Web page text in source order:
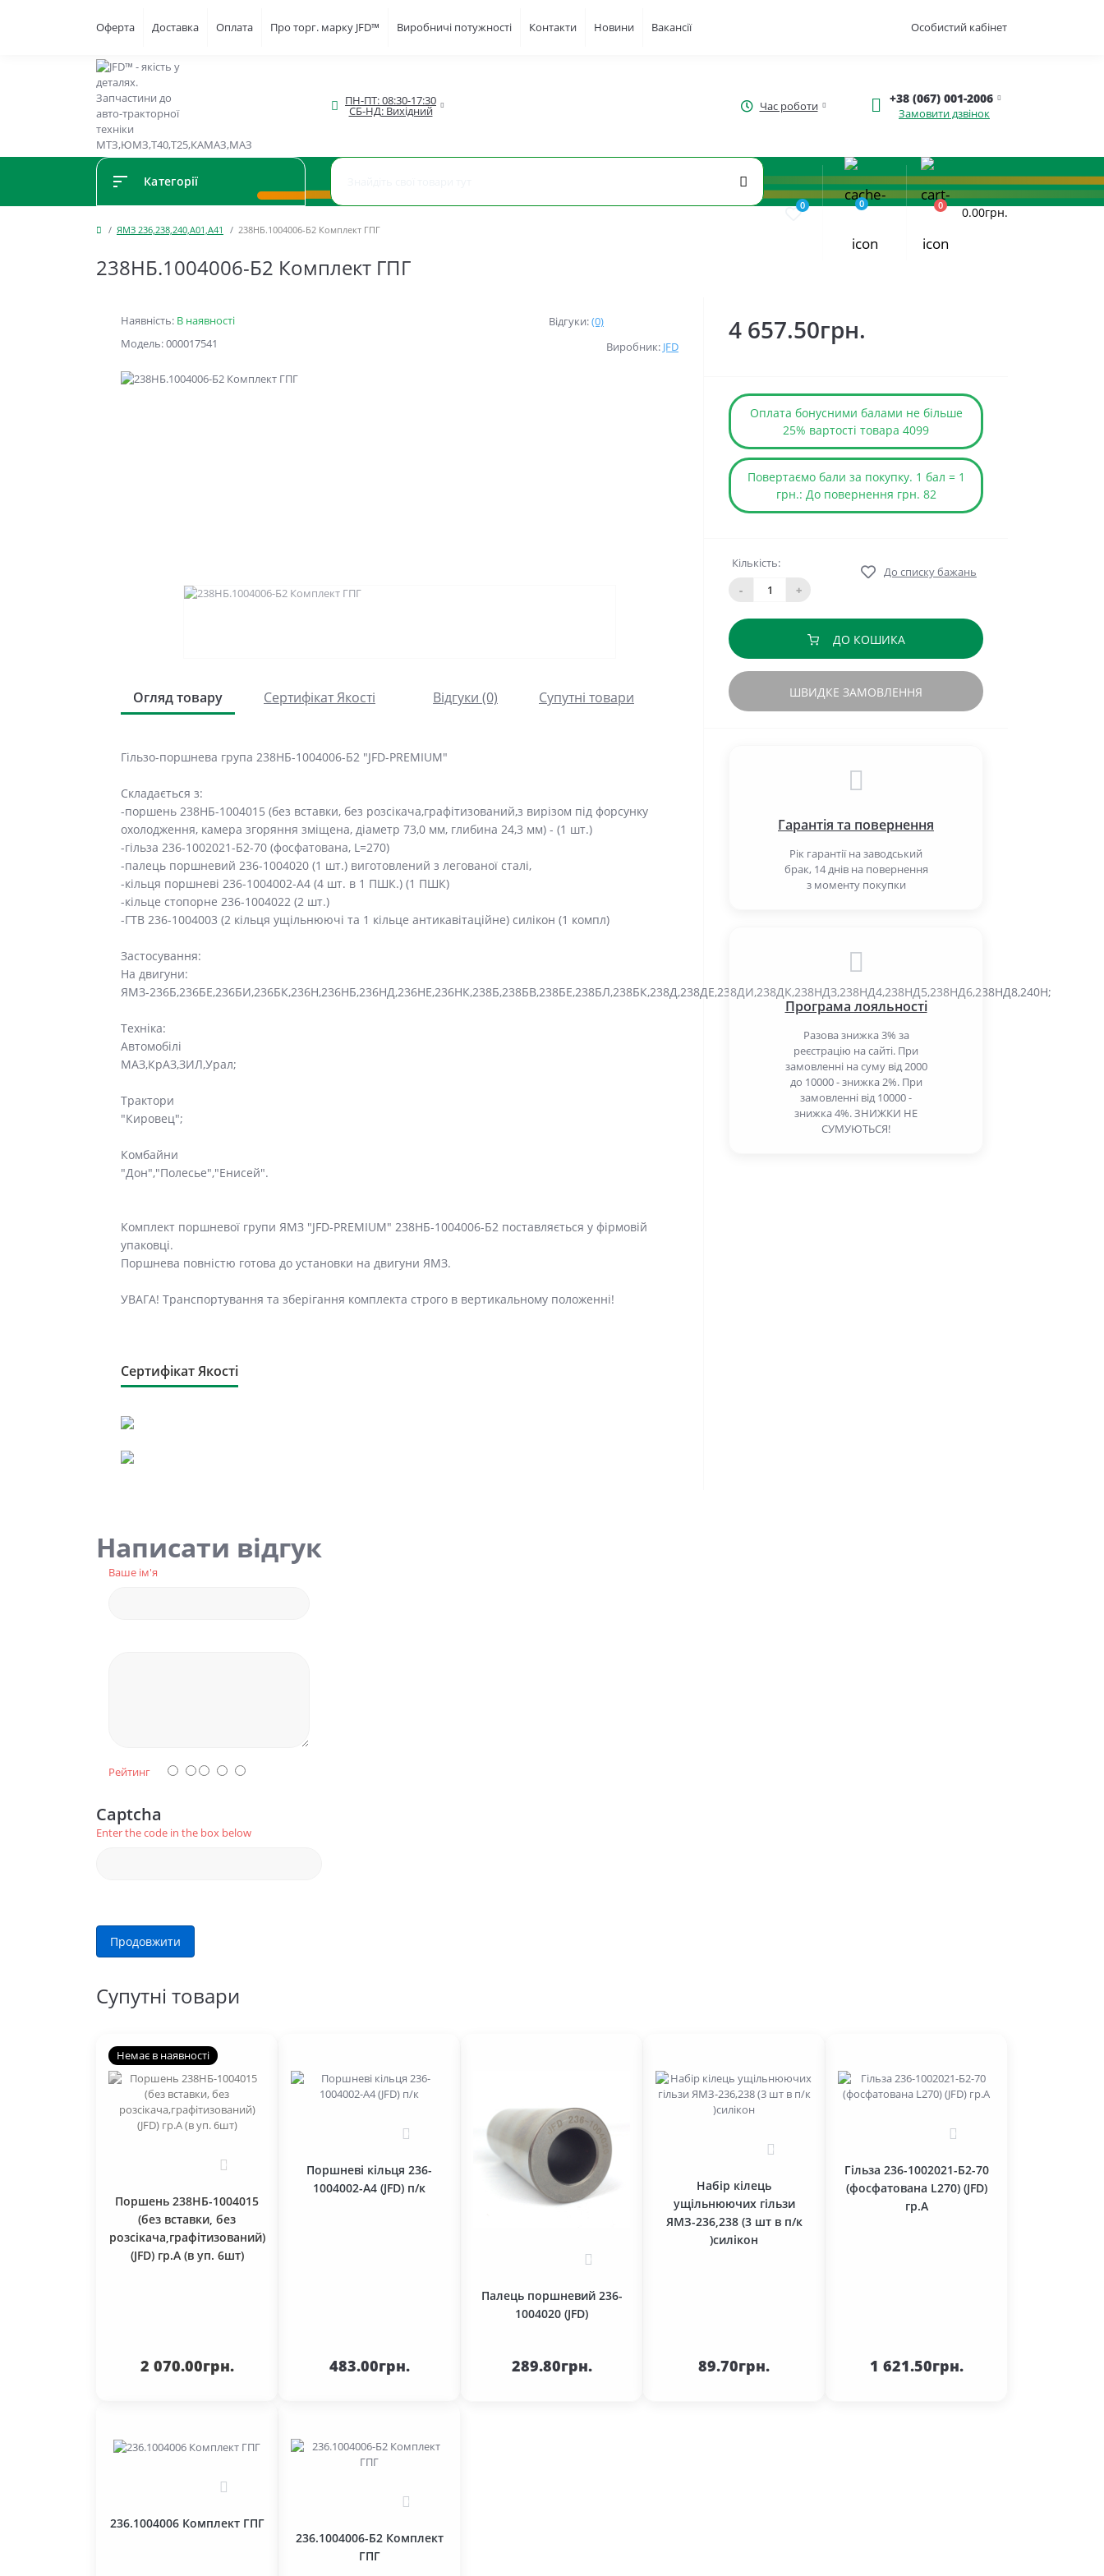
Оферта Доставка Оплата Про торг. марку JFD™ Виробничі потужності Контакти Новини Вакансії Особистий кабінет
ПН-ПТ: 08:30-17:30
СБ-НД: Вихідний Час роботи +38 (067) 001-2006
Замовити дзвінок
Категорії
0 0 0 0.00грн.
ЯМЗ 236,238,240,А01,А41 238НБ.1004006-Б2 Комплект ГПГ
238НБ.1004006-Б2 Комплект ГПГ
Наявність: В наявності
Модель: 000017541
Відгуки:(0)
Виробник: JFD
Огляд товару Сертифікат Якості Відгуки (0) Супутні товари
Гільзо-поршнева група 238НБ-1004006-Б2 "JFD-PREMIUM"
Складається з:
-поршень 238НБ-1004015 (без вставки, без розсікача,графітизований,з вирізом під форсунку
охолодження, камера згоряння зміщена, діаметр 73,0 мм, глибина 24,3 мм) - (1 шт.)
-гільза 236-1002021-Б2-70 (фосфатована, L=270)
-палець поршневий 236-1004020 (1 шт.) виготовлений з легованої сталі,
-кільця поршневі 236-1004002-А4 (4 шт. в 1 ПШК.) (1 ПШК)
-кільце стопорне 236-1004022 (2 шт.)
-ГТВ 236-1004003 (2 кільця ущільнюючі та 1 кільце антикавітаційне) силікон (1 компл)
Застосування:
На двигуни:
ЯМЗ-236Б,236БЕ,236БИ,236БК,236Н,236НБ,236НД,236НЕ,236НК,238Б,238БВ,238БЕ,238БЛ,238БК,238Д,238ДЕ,238ДИ,238ДК,238НДЗ,238НД4,238НД5,238НД6,238НД8,240Н;
Техніка:
Автомобілі
МАЗ,КрАЗ,ЗИЛ,Урал;
Трактори
"Кировец";
Комбайни
"Дон","Полесье","Енисей".
Комплект поршневої групи ЯМЗ "JFD-PREMIUM" 238НБ-1004006-Б2 поставляється у фірмовій
упаковці.
Поршнева повністю готова до установки на двигуни ЯМЗ.
УВАГА! Транспортування та зберігання комплекта строго в вертикальному положенні!
Сертифікат Якості
4 657.50грн.
Оплата бонусними балами не більше
25% вартості товара 4099
Повертаємо бали за покупку. 1 бал = 1
грн.: До повернення грн. 82
Кількість:
-
+
До списку бажань
ДО КОШИКА
ШВИДКЕ ЗАМОВЛЕННЯ
Гарантія та повернення
Рік гарантії на заводський
брак, 14 днів на повернення
з моменту покупки
Програма лояльності
Разова знижка 3% за
реєстрацію на сайті. При
замовленні на суму від 2000
до 10000 - знижка 2%. При
замовленні від 10000 -
знижка 4%. ЗНИЖКИ НЕ
СУМУЮТЬСЯ!
Написати відгук
Ваше ім'я
Рейтинг
Captcha
Enter the code in the box below
Продовжити
Супутні товари
Немає в наявності
Поршень 238НБ-1004015
(без вставки, без
розсікача,графітизований)
(JFD) гр.А (в уп. 6шт)
2 070.00грн.
До кошика
Поршневі кільця 236-
1004002-А4 (JFD) п/к
483.00грн.
До кошика
Палець поршневий 236-
1004020 (JFD)
289.80грн.
До кошика
Набір кілець
ущільнюючих гільзи
ЯМЗ-236,238 (3 шт в п/к
)силікон
89.70грн.
До кошика
Гільза 236-1002021-Б2-70
(фосфатована L270) (JFD)
гр.А
1 621.50грн.
До кошика
236.1004006 Комплект ГПГ
236.1004006-Б2 Комплект
ГПГ